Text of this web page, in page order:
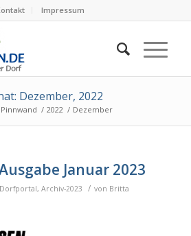
Impressum
Dezember, 2022
Pinnwand / 2022 / Dezember
Januar 2023
_Dorfportal, Archiv-2023 / von Britta